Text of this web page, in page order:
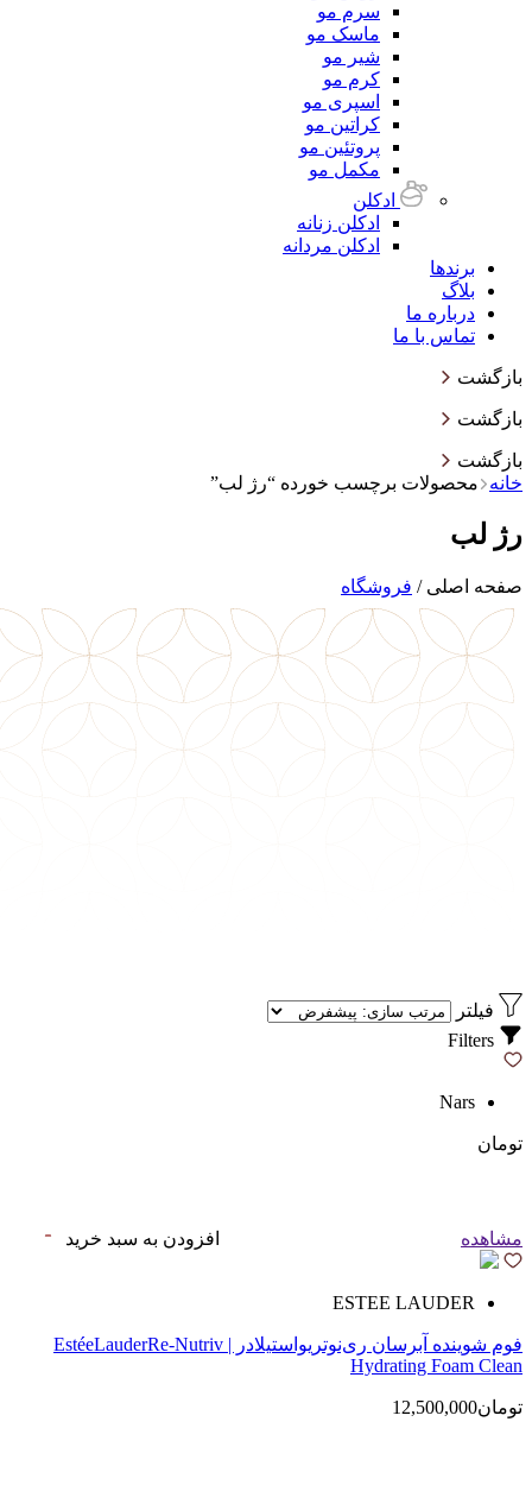
سرم مو
ماسک مو
شیر مو
کرم مو
اسپری مو
کراتین مو
پروتئین مو
مکمل مو
ادکلن
ادکلن زنانه
ادکلن مردانه
برندها
بلاگ
درباره ما
تماس با ما
بازگشت
بازگشت
بازگشت
خانه
محصولات برچسب خورده “رژ لب”
رژ لب
صفحه اصلی / فروشگاه
فیلتر
Nars
تومان
مشاهده افزودن به سبد خرید
ESTEE LAUDER
فوم شوینده آبرسان ری‌نوتریواستیلادر | EstéeLauderRe-Nutriv
Hydrating Foam Clean
تومان12,500,000